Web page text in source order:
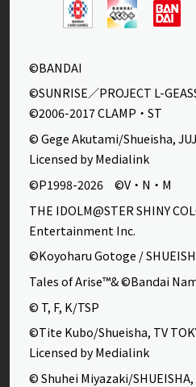
©BANDAI
©SUNRISE／PROJECT L-
©2006-2017 CLAMP・ST
© Gege Akutami/Shueisha,
Licensed by Medialink
©P1998-2026 ©V・N・M
THE IDOLM@STER SHINY
Entertainment Inc.
©Koyoharu Gotoge /
Tales of Arise™& ©Bandai
© T, F, K/TSP
©Tite Kubo/Shueisha, TV
Licensed by Medialink
© Shuhei Miyazaki/